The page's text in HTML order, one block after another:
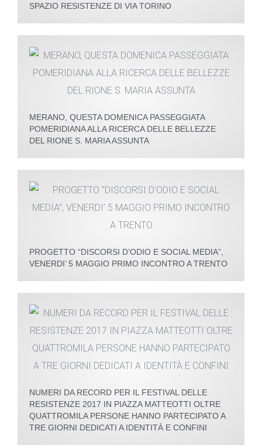
SPAZIO RESISTENZE DI VIA TORINO
MERANO, QUESTA DOMENICA PASSEGGIATA
POMERIDIANA ALLA RICERCA DELLE BELLEZZE
DEL RIONE S. MARIA ASSUNTA
PROGETTO “DISCORSI D’ODIO E SOCIAL MEDIA”,
VENERDI’ 5 MAGGIO PRIMO INCONTRO A TRENTO
NUMERI DA RECORD PER IL FESTIVAL DELLE
RESISTENZE 2017 IN PIAZZA MATTEOTTI OLTRE
QUATTROMILA PERSONE HANNO PARTECIPATO A
TRE GIORNI DEDICATI A IDENTITÀ E CONFINI